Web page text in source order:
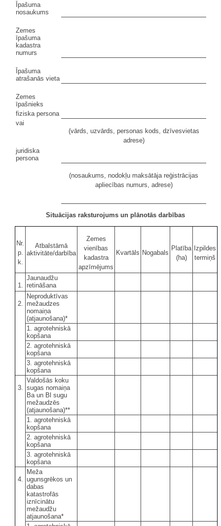
Īpašuma
nosaukums
Zemes
īpašuma
kadastra
numurs
Īpašuma
atrašanās vieta
Zemes
īpašnieks
fiziska persona
vai
(vārds, uzvārds, personas kods, dzīvesvietas
adrese)
juridiska
persona
(nosaukums, nodokļu maksātāja reģistrācijas
apliecības numurs, adrese)
Situācijas raksturojums un plānotās darbības
Nr.
p.
k.
Atbalstāmā
aktivitāte/darbība
Zemes
vienības
kadastra
apzīmējums
Kvartāls Nogabals
Platība
(ha)
Izpildes
termiņš
1.
Jaunaudžu
retināšana
2.
Neproduktīvas
mežaudzes
nomaiņa
(atjaunošana)*
1. agrotehniskā
kopšana
2. agrotehniskā
kopšana
3. agrotehniskā
kopšana
3.
Valdošās koku
sugas nomaiņa
Ba un Bl sugu
mežaudzēs
(atjaunošana)**
1. agrotehniskā
kopšana
2. agrotehniskā
kopšana
3. agrotehniskā
kopšana
4.
Meža
ugunsgrēkos un
dabas
katastrofās
iznīcinātu
mežaudžu
atjaunošana*